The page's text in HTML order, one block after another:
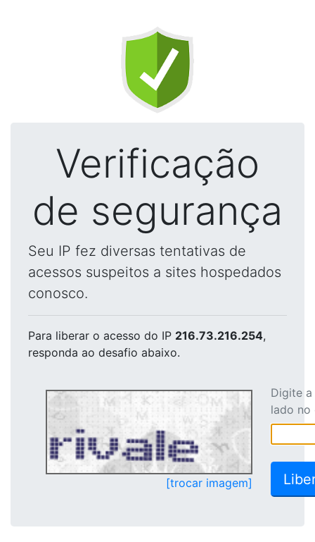
Verificação
de segurança
Seu IP fez diversas tentativas de
acessos suspeitos a sites hospedados
conosco.
Para liberar o acesso do IP 216.73.216.254,
responda ao desafio abaixo.
[trocar imagem]
Digite
lado no